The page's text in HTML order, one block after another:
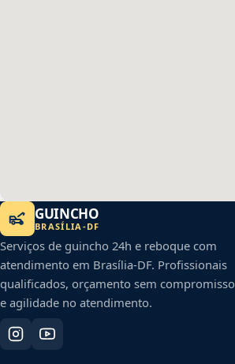
GUINCHO
BRASÍLIA -DF
Serviços de guincho 24h e reboque com
atendimento em Brasília-DF. Profissionais
qualificados, orçamento sem compromisso
e agilidade no atendimento.